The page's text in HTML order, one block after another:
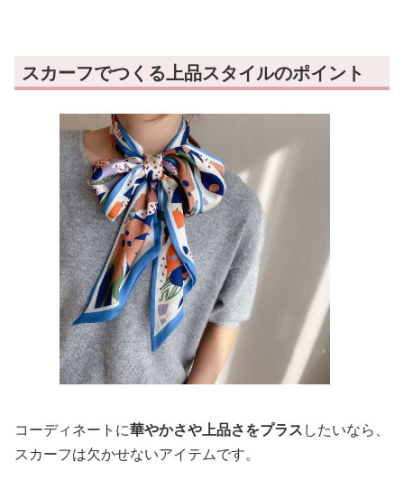
スカーフでつくる上品スタイルのポイント
コーディネートに華やかさや上品さをプラスしたいなら、
スカーフは欠かせないアイテムです。